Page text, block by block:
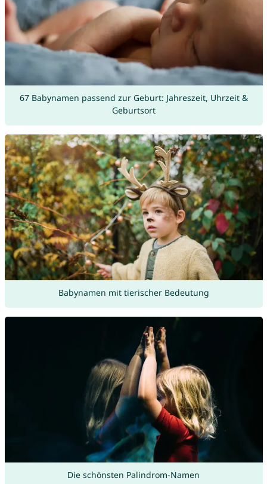
67 Babynamen passend zur Geburt: Jahreszeit, Uhrzeit &
Geburtsort
Babynamen mit tierischer Bedeutung
Die schönsten Palindrom-Namen